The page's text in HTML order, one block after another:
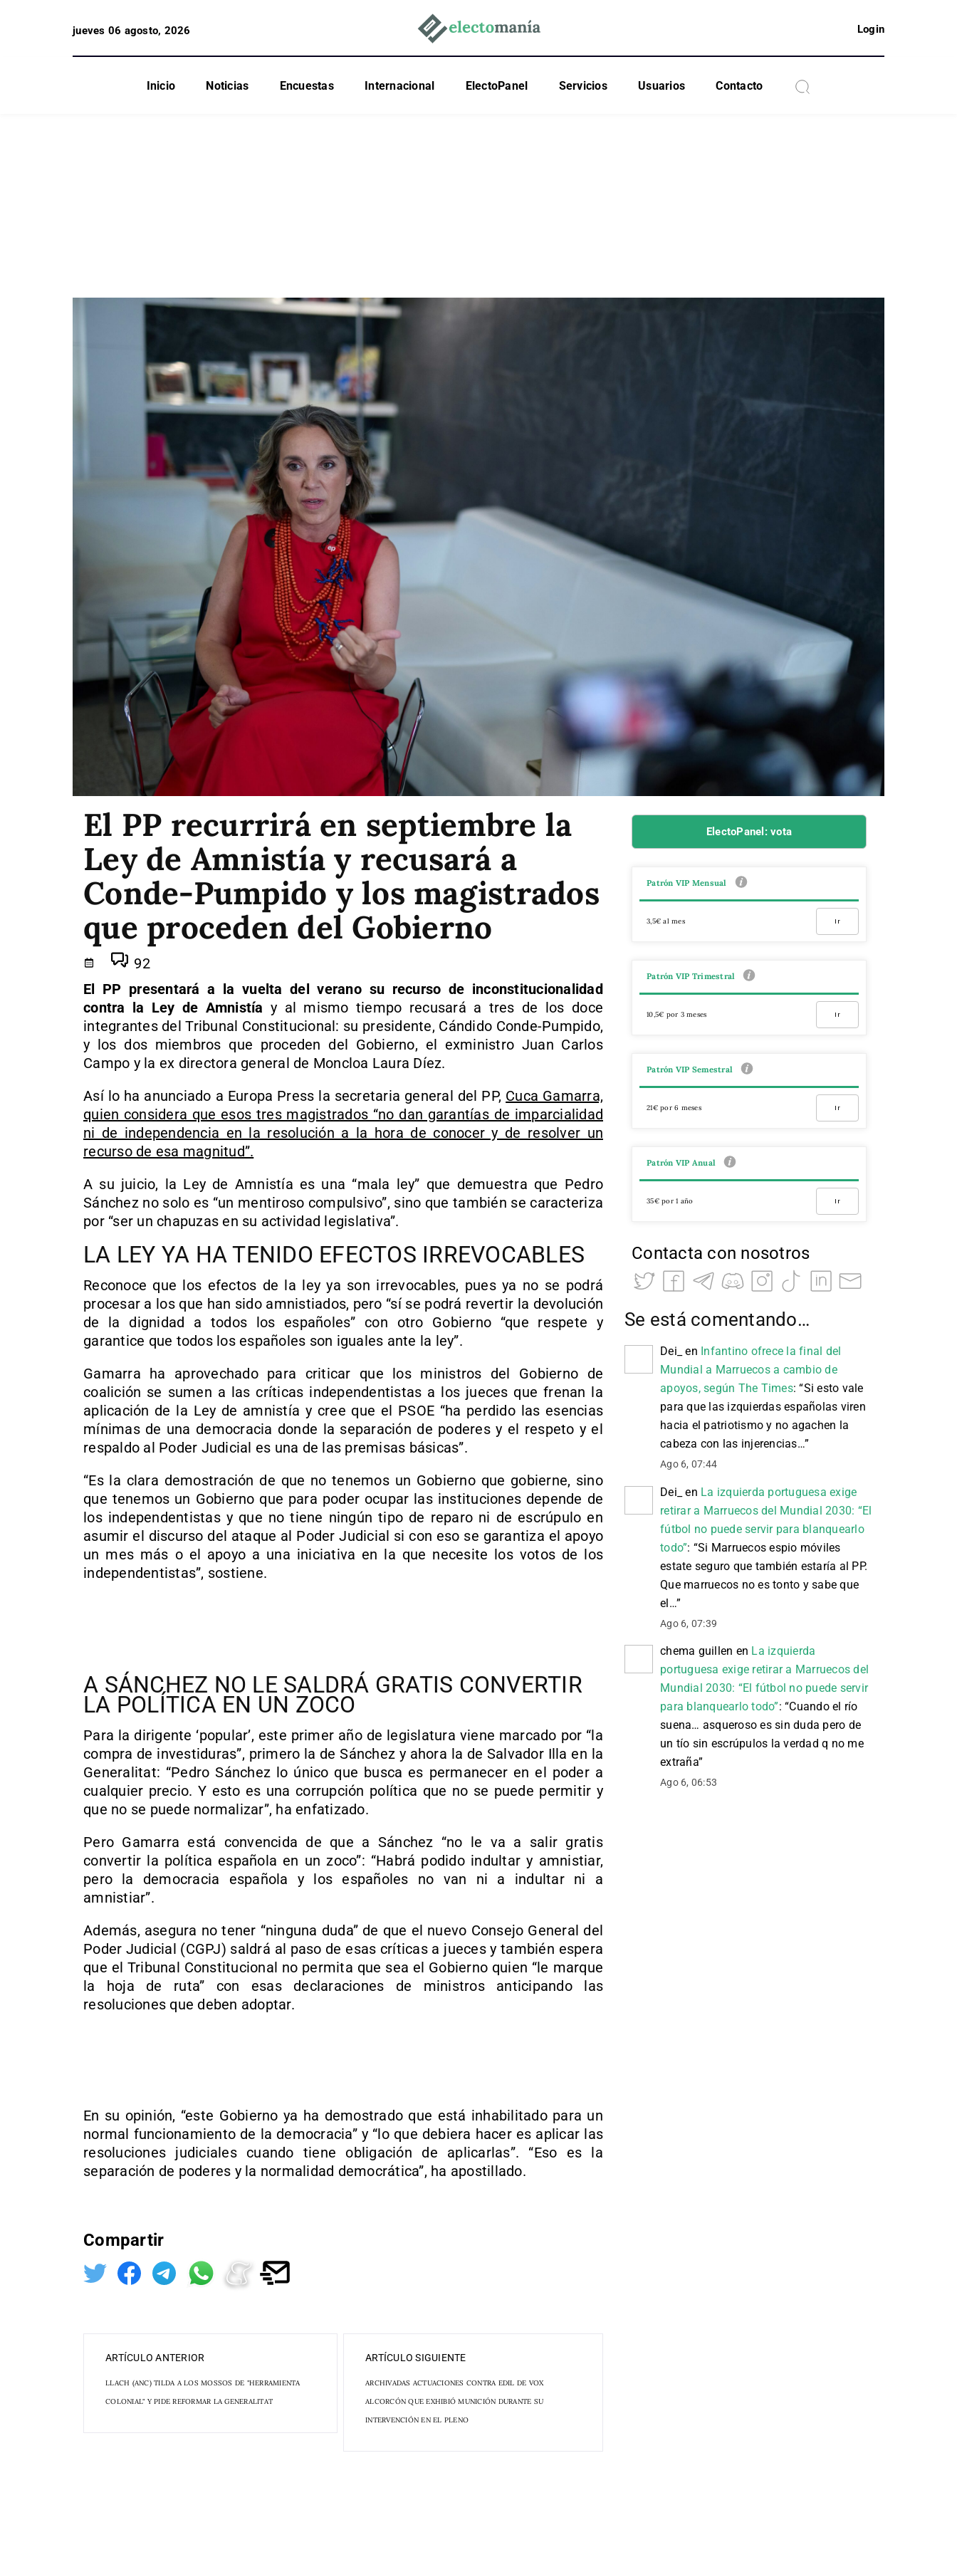
jueves 06 agosto, 2026 Login
Inicio Noticias Encuestas Internacional ElectoPanel Servicios Usuarios Contacto
El PP recurrirá en septiembre la
Ley de Amnistía y recusará a
Conde-Pumpido y los magistrados
que proceden del Gobierno
92
El PP presentará a la vuelta del verano su recurso de inconstitucionalidad
contra la Ley de Amnistía y al mismo tiempo recusará a tres de los doce
integrantes del Tribunal Constitucional: su presidente, Cándido Conde-Pumpido,
y los dos miembros que proceden del Gobierno, el exministro Juan Carlos
Campo y la ex directora general de Moncloa Laura Díez.
Así lo ha anunciado a Europa Press la secretaria general del PP, Cuca Gamarra,
quien considera que esos tres magistrados “no dan garantías de imparcialidad
ni de independencia en la resolución a la hora de conocer y de resolver un
recurso de esa magnitud”.
A su juicio, la Ley de Amnistía es una “mala ley” que demuestra que Pedro
Sánchez no solo es “un mentiroso compulsivo”, sino que también se caracteriza
por “ser un chapuzas en su actividad legislativa”.
LA LEY YA HA TENIDO EFECTOS IRREVOCABLES
Reconoce que los efectos de la ley ya son irrevocables, pues ya no se podrá
procesar a los que han sido amnistiados, pero “sí se podrá revertir la devolución
de la dignidad a todos los españoles” con otro Gobierno “que respete y
garantice que todos los españoles son iguales ante la ley”.
Gamarra ha aprovechado para criticar que los ministros del Gobierno de
coalición se sumen a las críticas independentistas a los jueces que frenan la
aplicación de la Ley de amnistía y cree que el PSOE “ha perdido las esencias
mínimas de una democracia donde la separación de poderes y el respeto y el
respaldo al Poder Judicial es una de las premisas básicas”.
“Es la clara demostración de que no tenemos un Gobierno que gobierne, sino
que tenemos un Gobierno que para poder ocupar las instituciones depende de
los independentistas y que no tiene ningún tipo de reparo ni de escrúpulo en
asumir el discurso del ataque al Poder Judicial si con eso se garantiza el apoyo
un mes más o el apoyo a una iniciativa en la que necesite los votos de los
independentistas”, sostiene.
A SÁNCHEZ NO LE SALDRÁ GRATIS CONVERTIR
LA POLÍTICA EN UN ZOCO
Para la dirigente ‘popular’, este primer año de legislatura viene marcado por “la
compra de investiduras”, primero la de Sánchez y ahora la de Salvador Illa en la
Generalitat: “Pedro Sánchez lo único que busca es permanecer en el poder a
cualquier precio. Y esto es una corrupción política que no se puede permitir y
que no se puede normalizar”, ha enfatizado.
Pero Gamarra está convencida de que a Sánchez “no le va a salir gratis
convertir la política española en un zoco”: “Habrá podido indultar y amnistiar,
pero la democracia española y los españoles no van ni a indultar ni a
amnistiar”.
Además, asegura no tener “ninguna duda” de que el nuevo Consejo General del
Poder Judicial (CGPJ) saldrá al paso de esas críticas a jueces y también espera
que el Tribunal Constitucional no permita que sea el Gobierno quien “le marque
la hoja de ruta” con esas declaraciones de ministros anticipando las
resoluciones que deben adoptar.
En su opinión, “este Gobierno ya ha demostrado que está inhabilitado para un
normal funcionamiento de la democracia” y “lo que debiera hacer es aplicar las
resoluciones judiciales cuando tiene obligación de aplicarlas”. “Eso es la
separación de poderes y la normalidad democrática”, ha apostillado.
Compartir
ARTÍCULO ANTERIOR
LLACH (ANC) TILDA A LOS MOSSOS DE "HERRAMIENTA
COLONIAL" Y PIDE REFORMAR LA GENERALITAT
ARTÍCULO SIGUIENTE
ARCHIVADAS ACTUACIONES CONTRA EDIL DE VOX
ALCORCÓN QUE EXHIBIÓ MUNICIÓN DURANTE SU
INTERVENCIÓN EN EL PLENO
ElectoPanel: vota
Patrón VIP Mensual
3,5€ al mes Ir
Patrón VIP Trimestral
10,5€ por 3 meses Ir
Patrón VIP Semestral
21€ por 6 meses Ir
Patrón VIP Anual
35€ por 1 año Ir
Contacta con nosotros
Se está comentando…
Dei_ en Infantino ofrece la final del
Mundial a Marruecos a cambio de
apoyos, según The Times: “Si esto vale
para que las izquierdas españolas viren
hacia el patriotismo y no agachen la
cabeza con las injerencias…”
Ago 6, 07:44
Dei_ en La izquierda portuguesa exige
retirar a Marruecos del Mundial 2030: “El
fútbol no puede servir para blanquearlo
todo”: “Si Marruecos espio móviles
estate seguro que también estaría al PP.
Que marruecos no es tonto y sabe que
el…”
Ago 6, 07:39
chema guillen en La izquierda
portuguesa exige retirar a Marruecos del
Mundial 2030: “El fútbol no puede servir
para blanquearlo todo”: “Cuando el río
suena… asqueroso es sin duda pero de
un tío sin escrúpulos la verdad q no me
extraña”
Ago 6, 06:53